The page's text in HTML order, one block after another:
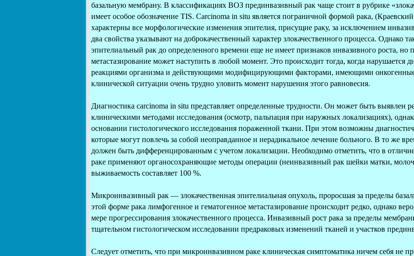
базальную мембрану. В классификациях ВОЗ прединвазивный рак чаще стоит в рубрике
имеет особое обозначение TIS. Carcinoma in situ является пограничной формой рака,
характерны все морфологические изменения эпителия, присущие раку, за исключением
два свойства указывают на доброкачественный характер злокачественного процесса. Однако
эпителиальный рак до определенного времени еще не имеет признаков инвазивного роста,
метастазирование может наступить в любой момент. Это происходит тогда, когда нарушается
реакциями организма и действующими модифицирующими факторами, имеющими
клинической ситуации очень трудно уловить момент нарушения этого равновесия.
Диагностика carcinoma in situ представляет определенные трудности. Он может быть выявлен
клиническими методами исследования (осмотр, пальпация при наружных локализациях),
основании гистологического исследования пораженной ткани. При этом возможны
которые могут повлечь за собой неоправданное и нерадикальное лечение больного. В то же
должен быть дифференцированным с учетом локализации. Необходимо отметить, что в
раке применяют органосохраняющие методы операции (неинвазивный рак шейки матки,
выживаемость составляет 100 %.
Микроинвазивный рак — злокачественная эпителиальная опухоль, проросшая за пределы
этой форме рака лимфогенное и гематогенное метастазирование происходит редко, однако
мере прогрессирования злокачественного процесса. Инвазивный рост рака за пределы
тщательном гистологическом исследовании предраковых изменений тканей и участков
Следует отметить, что при микроинвазивном раке клиническая симптоматика ничем себя не